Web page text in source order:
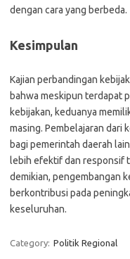
dengan cara yang berbeda.
Kesimpulan
Kajian perbandingan
bahwa meskipun terdapat
kebijakan, keduanya
masing. Pembelajaran dari
bagi pemerintah daerah
lebih efektif dan responsif
demikian, pengembangan
berkontribusi pada
keseluruhan.
Category: Politik Regional